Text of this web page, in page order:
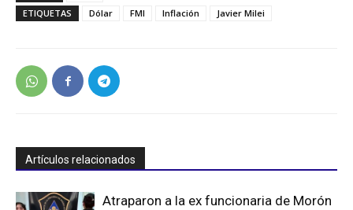
ETIQUETAS
Dólar FMI Inflación Javier Milei
Artículos relacionados
Atraparon a la ex funcionaria de Morón